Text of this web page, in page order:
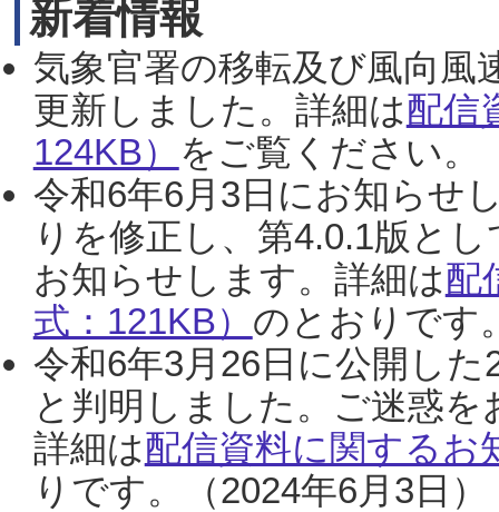
新着情報
気象官署の移転及び風向風
更新しました。詳細は配信
124KB） をご覧ください。
令和6年6月3日にお知らせ
りを修正し、第4.0.1版と
お知らせします。詳細は配
式：121KB） のとおりです
令和6年3月26日に公開し
と判明しました。ご迷惑
詳細は配信資料に関するお
りです。（2024年6月3日）